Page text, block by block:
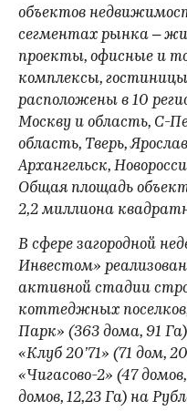
объектов
сегментах рынка –
проекты, офисные и
комплексы,
расположены в 10
Москву и область, С-
область, Тверь,
Архангельск,
Общая площадь
2,2 миллиона
В сфере загородной
Инвестом»
активной стадии
коттеджных
Парк» (363 дома, 91
«Клуб 20’71» (71 дом,
«Чигасово-2» (47
домов, 12,23 Га) на